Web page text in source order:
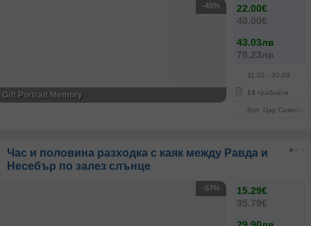
22.00€
40.00€
43.03лв
78.23лв
11.02 - 30.09
13 грабнати
бул. Цар Симеон
-45%
Gift Portrait Memory
Час и половина разходка с каяк между Равда и
Несебър по залез слънце
15.29€
35.79€
-57%